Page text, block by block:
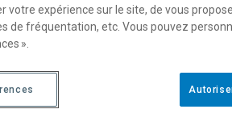
Cycle
Type de cours
Nombre de crédits
votre expérience sur le site, de vous
de fréquentation, etc. Vous pouvez
».